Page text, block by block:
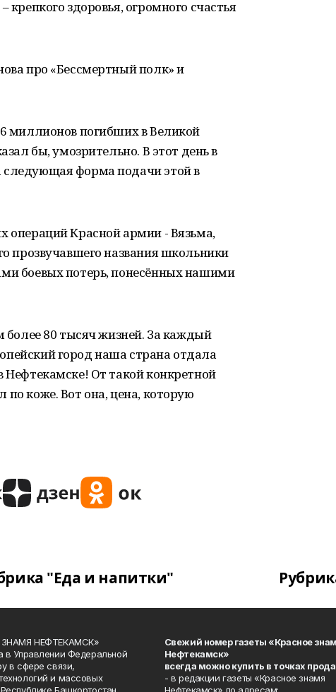
здоровья, огромного счастья
про «Бессмертный полк» и
миллионов погибших в Великой
бы, умозрительно. В этот день в
форма подачи этой в
операций Красной армии - Вязьма,
прозвучавшего названия школьники
боевых потерь, понесённых нашими
более 80 тысяч жизней. За каждый
город наша страна отдала
От такой конкретной
коже. Вот она, цена, которую
"Еда и напитки"
ЗНАМЯ НЕФТЕКАМСК»
в Управлении Федеральной
в сфере связи,
и массовых
Свежий номер газеты «Красное
Нефтекамск»
всегда можно купить в точках
- в редакции газеты «Красное знамя